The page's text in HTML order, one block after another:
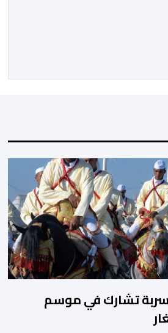
[…]
2140 فارسا و 140 سربة تشارك في موسم